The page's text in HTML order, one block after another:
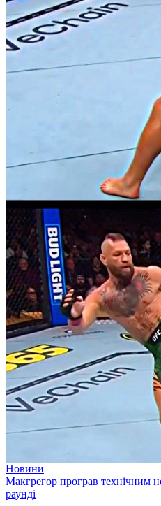
Новини
Макгрегор програв технічним
раунді